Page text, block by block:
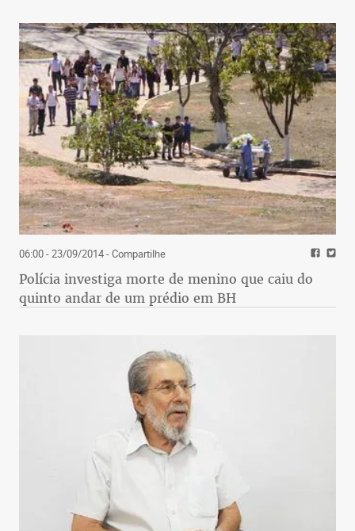
06:00 - 23/09/2014- Compartilhe
Polícia investiga morte de menino que caiu do
quinto andar de um prédio em BH